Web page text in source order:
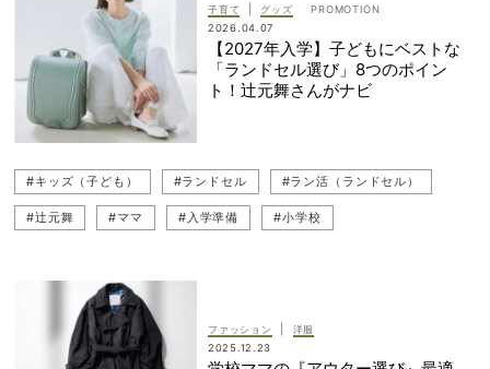
子育て
グッズ
2026.04.07
【2027年入学】子どもにベストな
「ランドセル選び」8つのポイン
ト！辻元舞さんがナビ
#キッズ（子ども） #ランドセル #ラン活（ランドセル）
#辻元舞 #ママ #入学準備 #小学校
ファッション
洋服
2025.12.23